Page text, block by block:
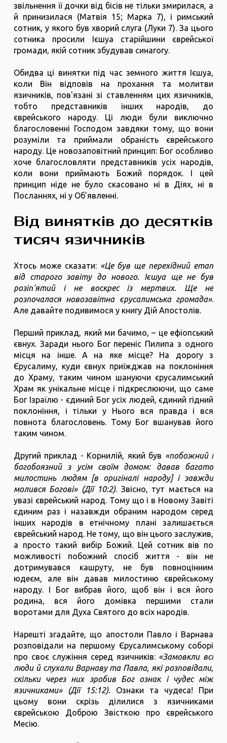
звільнення її дочки від бісів не тільки змирилася, а
й принизилася (Матвія 15; Марка 7), і римський
сотник, у якого був хворий слуга (Луки 7). За цього
сотника просили Ієшуа старійшини єврейської
громади, якій сотник збудував синагогу.
Обидва ці винятки під час земного життя Ієшуа,
коли Він відповів на прохання та молитви
язичників, пов'язані зі ставленням цих язичників,
тобто представників інших народів, до
єврейського народу. Ці люди були виключно
благословенні Господом завдяки тому, що вони
розуміли та приймали обраність єврейського
народу. Це новозаповітний принцип: Бог особливо
хоче благословляти представників усіх народів,
коли вони приймають Божий порядок. І цей
принцип ніде не було скасовано ні в Діях, ні в
Посланнях, ні у Об’явленні.
Від винятків до десятків
тисяч язичників
Хтось може сказати: «Це був ще перехідний етап
від старого завіту до нового. Ієшуа ще не був
розіп'ятий і не воскрес із мертвих. Ще не
розпочалася новозавітна єрусалимська громада».
Але давайте подивимося у книгу Дій Апостолів.
Перший приклад, який ми бачимо, – це ефіопський
євнух. Заради нього Бог переніс Пилипа з одного
місця на інше. А на яке місце? На дорогу з
Єрусалиму, куди євнух приїжджав на поклоніння
до Храму, таким чином шануючи єрусалимський
Храм як унікальне місце і підкреслюючи, що саме
Бог Ізраїлю - єдиний Бог усіх людей, єдиний гідний
поклоніння, і тільки у Нього вся правда і вся
повнота благословень. Тому Бог вшанував його
таким чином.
Другий приклад - Корнилій, який був «побожний і
богобоязний з усім своїм домом: давав багато
милостинь людям [в оригіналі народу] і завжди
молився Богові» (Дії 10:2). Звісно, тут мається на
увазі єврейський народ. Тому що і в Новому Завіті
єдиним раз і назавжди обраним народом серед
інших народів в етнічному плані залишається
єврейський народ. Не тому, що він цього заслужив,
а просто такий вибір Божий. Цей сотник вів по
можливості побожний спосіб життя - він не
дотримувався кашруту, не був повноцінним
юдеєм, але він давав милостиню єврейському
народу. І Бог вибрав його, щоб він і вся його
родина, вся його домівка першими стали
воротами для Духа Святого до всіх народів.
Нарешті згадайте, що апостоли Павло і Варнава
розповідали на першому Єрусалимському соборі
про своє служіння серед язичників: «Замовкли всі
люди й слухали Варнаву та Павла, які розповідали,
скільки через них зробив Бог ознак і чудес між
язичниками» (Дії 15:12).Ознаки та чудеса! При
цьому вони скрізь ділилися з язичниками
єврейською Доброю Звісткою про єврейського
Месію.